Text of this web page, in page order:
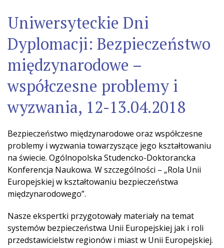
Uniwersyteckie Dni
Dyplomacji: Bezpieczeństwo
międzynarodowe –
współczesne problemy i
wyzwania, 12-13.04.2018
Bezpieczeństwo międzynarodowe oraz współczesne
problemy i wyzwania towarzyszące jego kształtowaniu
na świecie. Ogólnopolska Studencko-Doktorancka
Konferencja Naukowa. W szczególności – „Rola Unii
Europejskiej w kształtowaniu bezpieczeństwa
międzynarodowego”.
Nasze ekspertki przygotowały materiały na temat
systemów bezpieczeństwa Unii Europejskiej jak i roli
przedstawicielstw regionów i miast w Unii Europejskiej.